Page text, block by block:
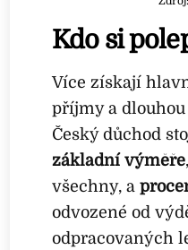
Kdo si
Více získají
příjmy a
Český důchod
základní výměře
všechny, a
odvozené od
odpracovaných